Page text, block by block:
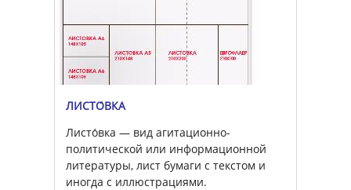
ЛИСТО́ВКА
Листо́вка — вид агитационно-
политической или информационной
литературы, лист бумаги с текстом и
иногда с иллюстрациями.